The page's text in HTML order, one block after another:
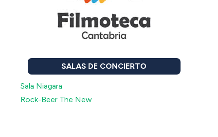
SALAS DE CONCIERTO
Sala Niagara
Rock-Beer The New